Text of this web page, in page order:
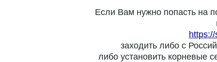
Если Вам нужно попасть на
заходить либо с
либо установить корневые